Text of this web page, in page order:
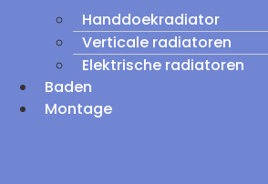
Handdoekradiator
Verticale radiatoren
Elektrische radiatoren
Baden
Montage